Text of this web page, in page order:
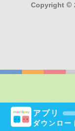
アプリ
ダウンロー
Copyright ©